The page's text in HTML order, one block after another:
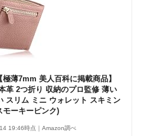
薄7mm 美人百科に掲載商品】
革 2つ折り 収納のプロ監修 薄い
スリム ミニ ウォレット スキミン
モーキーピンク)
19:46時点｜Amazon調べ